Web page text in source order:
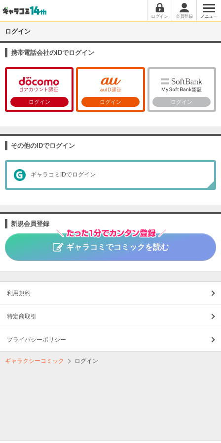
ログイン 会員登録 メニュー
ログイン
携帯電話会社のIDでログイン
ログイン ログイン ログイン
その他のIDでログイン
ギャラコミIDでログイン
新規会員登録
ギャラコミでコミックを読む
利用規約
特定商取引
プライバシーポリシー
ギャラクシーコミック ログイン